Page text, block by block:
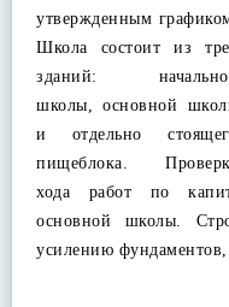
утвержденным
Школа состоит из
зданий:
школы, основной
и отдельно
пищеблока.
хода работ по
основной школы.
усилению